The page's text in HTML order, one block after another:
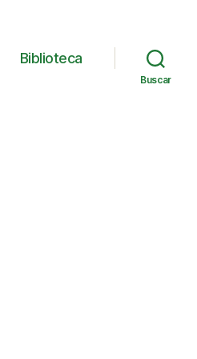
Biblioteca
Buscar